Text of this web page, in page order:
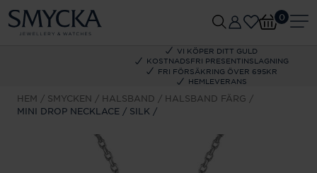
VI KÖPER DITT GULD
KOSTNADSFRI PRESENTINSLAGNING
FRI FÖRSÄKRING ÖVER 695KR
HEMLEVERANS
0
HEM SMYCKEN HALSBAND
HALSBAND FÄRG
MINI DROP NECKLACE / SILK